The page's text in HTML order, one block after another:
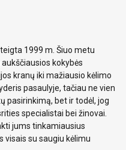
1999 m. Šiuo metu
kokybės
kranų iki mažiausio kėlimo
pasaulyje, tačiau ne vien
pasirinkimą, bet ir todėl, jog
specialistai bei žinovai.
jums tinkamiausius
visais su saugiu kėlimu